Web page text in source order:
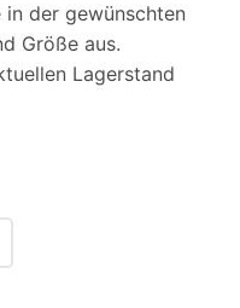
der gewünschten
Größe aus.
Lagerstand